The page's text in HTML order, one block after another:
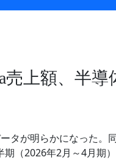
売上額、半導
タが明らかになった。
（2026年2月～4月期